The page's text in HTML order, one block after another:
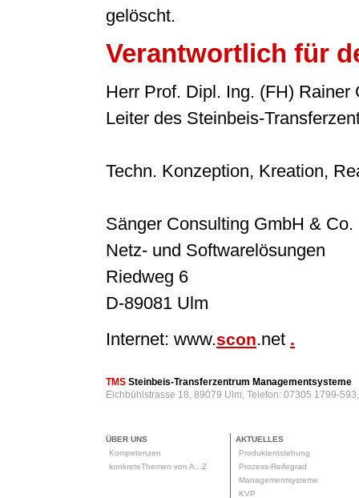
gelöscht.
Verantwortlich für
Herr Prof. Dipl. Ing. (FH) Rainer
Leiter des Steinbeis-
Techn. Konzeption, Kreation,
Sänger Consulting GmbH & Co.
Netz- und Softwarelösungen
Riedweg 6
D-89081 Ulm
Internet: www.scon.net .
TMS Steinbeis-Transferzentrum Managementsysteme
Eichbühlstrasse 18, 89079 Ulm, Telefon: 07305 1799-
ÜBER UNS
Kompetenzen
konkreteThemen von A...Z
AKTUELLES
Produktentstehung
Prozess-Reifegrad
Managementsysteme
KVP